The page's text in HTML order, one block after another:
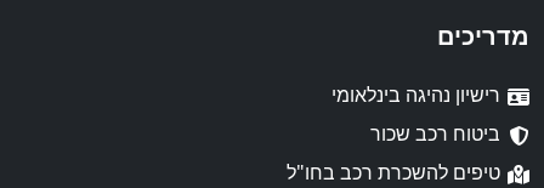
מדריכים
רישיון נהיגה בינלאומי
ביטוח רכב שכור
טיפים להשכרת רכב בחו"ל